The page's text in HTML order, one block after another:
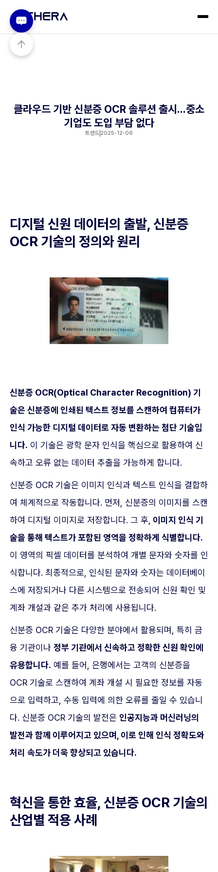
클라우드 기반 신분증 OCR 솔루션 출시...중소
기업도 도입 부담 없다
트렌드 2025-12-06
디지털 신원 데이터의 출발, 신분증
OCR 기술의 정의와 원리
신분증 OCR(Optical Character Recognition) 기
술은 신분증에 인쇄된 텍스트 정보를 스캔하여 컴퓨터가
인식 가능한 디지털 데이터로 자동 변환하는 첨단 기술입
니다. 이 기술은 광학 문자 인식을 핵심으로 활용하여 신
속하고 오류 없는 데이터 추출을 가능하게 합니다.
신분증 OCR 기술은 이미지 인식과 텍스트 인식을 결합하
여 체계적으로 작동합니다. 먼저, 신분증의 이미지를 스캔
하여 디지털 이미지로 저장합니다. 그 후, 이미지 인식 기
술을 통해 텍스트가 포함된 영역을 정확하게 식별합니다.
이 영역의 픽셀 데이터를 분석하여 개별 문자와 숫자를 인
식합니다. 최종적으로, 인식된 문자와 숫자는 데이터베이
스에 저장되거나 다른 시스템으로 전송되어 신원 확인 및
계좌 개설과 같은 추가 처리에 사용됩니다.
신분증 OCR 기술은 다양한 분야에서 활용되며, 특히 금
융 기관이나 정부 기관에서 신속하고 정확한 신원 확인에
유용합니다. 예를 들어, 은행에서는 고객의 신분증을
OCR 기술로 스캔하여 계좌 개설 시 필요한 정보를 자동
으로 입력하고, 수동 입력에 의한 오류를 줄일 수 있습니
다. 신분증 OCR 기술의 발전은 인공지능과 머신러닝의
발전과 함께 이루어지고 있으며, 이로 인해 인식 정확도와
처리 속도가 더욱 향상되고 있습니다.
혁신을 통한 효율, 신분증 OCR 기술의
산업별 적용 사례